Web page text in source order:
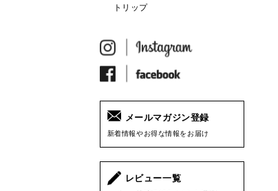
トリップ
メールマガジン登録
新着情報やお得な情報をお届け
レビュー一覧